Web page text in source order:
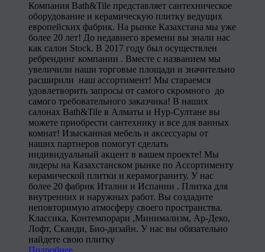
Компания Bath&Tile представляет сантехническое
оборудование и керамическую плитку ведущих
европейских фабрик. На рынке Казахстана мы уже
более 20 лет! До недавнего времени вы знали нас
как салон Stock. В 2017 году был осуществлен
ребрендинг компании . Вместе с названием мы
увеличили наши торговые площади и значительно
расширили наш ассортимент! Мы стараемся
удовлетворить запросы от самого скромного до
самого требовательного заказчика! В наших
салонах Bath&Tile в Алматы и Нур-Султане вы
можете приобрести сантехнику и все для ванных
комнат! Изысканная мебель и аксессуары от
наших партнеров помогут сделать
индивидуальный акцент в вашем проекте! Мы
лидеры на Казахстанском рынке по Ассортименту
керамической плитки и керамограниту. У нас
более 20 фабрик Италии и Испании . Плитка для
внутренних и наружных работ. Вы создадите
неповторимую атмосферу своего пространства.
Классика, Контемпорари ,Минимализм, Ар-Деко,
Лофт, Сканди, Био-дизайн. У нас вы обязательно
найдете свою плитку
Подробнее